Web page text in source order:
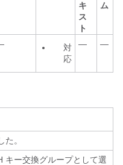
キ
ス
ト
ム
対
応
— —
。
キー交換グループとして選